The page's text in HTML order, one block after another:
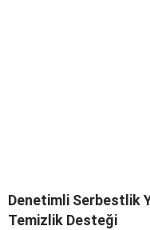
Denetimli Serbestlik
Temizlik Desteği